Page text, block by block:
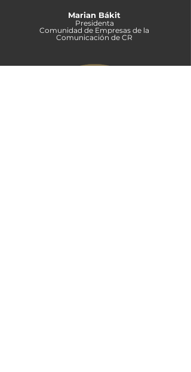
Marian Bákit
Presidenta
Comunidad de Empresas de la
Comunicación de CR